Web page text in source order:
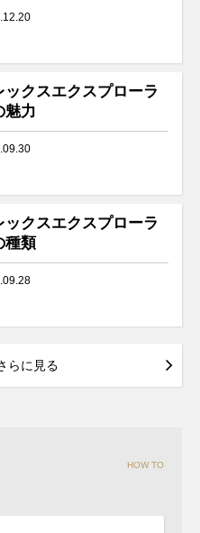
ックスエクスプローラ
魅力
ックスエクスプローラ
種類
らに見る
HOW TO